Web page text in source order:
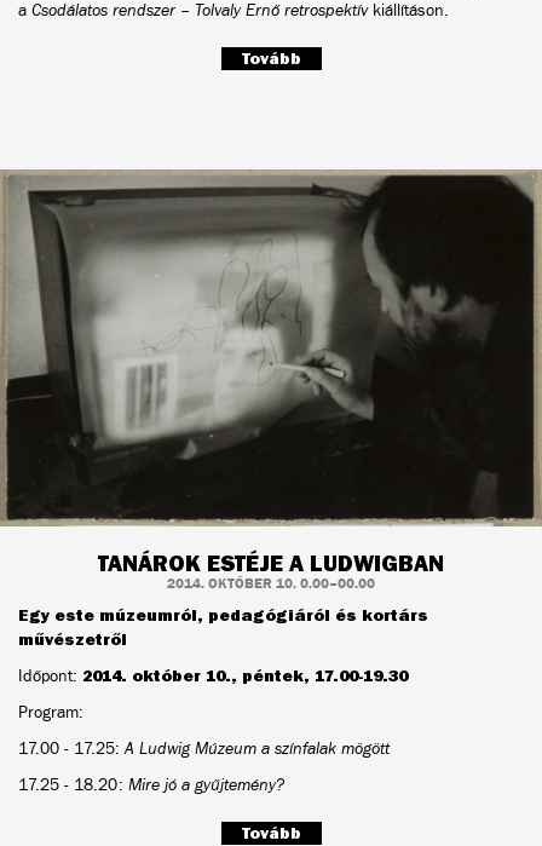
a Csodálatos rendszer – Tolvaly Ernő retrospektívkiállításon.
Tovább
TANÁROK ESTÉJE A LUDWIGBAN
2014. OKTÓBER 10. 0.00–00.00
Egy este múzeumról, pedagógiáról és kortárs
művészetről
Időpont: 2014. október 10., péntek, 17.00-19.30
Program:
17.00 - 17.25:A Ludwig Múzeum a színfalak mögött
17.25 - 18.20: Mire jó a gyűjtemény?
Tovább